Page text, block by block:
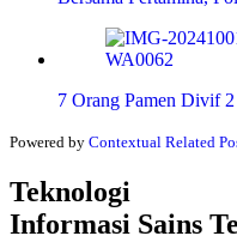
7 Orang Pamen Divif
Powered by Contextual Related
Teknologi
Informasi Sains